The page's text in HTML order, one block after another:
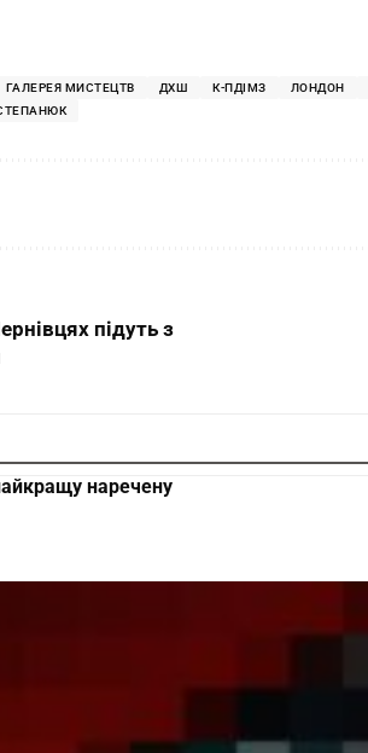
ГАЛЕРЕЯ МИСТЕЦТВ ДХШ К-ПДІМЗ ЛОНДОН
підуть з
наречену